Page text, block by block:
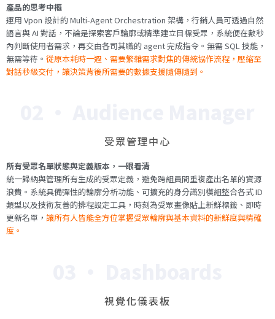
產品的思考中樞
運用 Vpon 設計的 Multi-Agent Orchestration 架構，行銷人員可透過自然
語言與 AI 對話，不論是探索客戶輪廓或精準建立目標受眾，系統便在數秒
內判斷使用者需求，再交由各司其職的 agent 完成指令。無需 SQL 技能，
無需等待。 從原本耗時一週、需要繁雜需求對焦的傳統協作流程，壓縮至
對話秒級交付，讓決策背後所需要的數據支援隨傳隨到。
受眾管理中心
所有受眾名單狀態與定義版本，一眼看清
統一歸納與管理所有生成的受眾定義，避免跨組員間重複產出名單的資源
浪費。系統具備彈性的輪廓分析功能、可擴充的身分識別模組整合各式 ID
類型以及技術友善的排程設定工具，時刻為受眾畫像貼上新鮮標籤、即時
更新名單， 讓所有人皆能全方位掌握受眾輪廓與基本資料的新鮮度與精確
度。
視覺化儀表板